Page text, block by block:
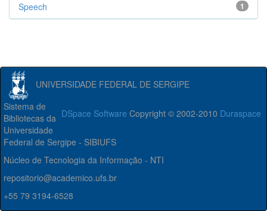
1
Speech
UNIVERSIDADE FEDERAL DE SERGIPE
DSpace Software Copyright © 2002-2010 Duraspace
Sistema de
Bibliotecas da
Universidade
Federal de Sergipe - SIBIUFS
Núcleo de Tecnologia da Informação - NTI
repositorio@academico.ufs.br
+55 79 3194-6528